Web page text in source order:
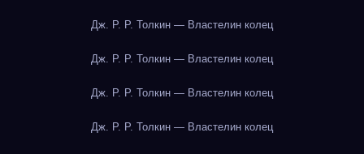
Дж. Р. Р. Толкин — Властелин колец
Дж. Р. Р. Толкин — Властелин колец
Дж. Р. Р. Толкин — Властелин колец
Дж. Р. Р. Толкин — Властелин колец